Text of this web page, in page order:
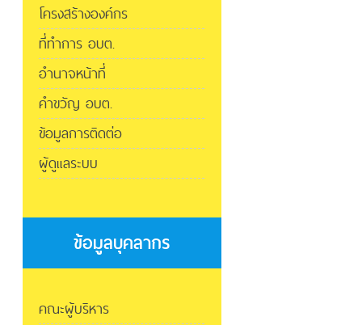
โครงสร้างองค์กร
ที่ทำการ อบต.
อำนาจหน้าที่
คำขวัญ อบต.
ข้อมูลการติดต่อ
ผู้ดูแลระบบ
ข้อมูลบุคลากร
คณะผู้บริหาร